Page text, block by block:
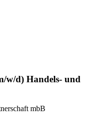
w/d) Handels- und
mbB